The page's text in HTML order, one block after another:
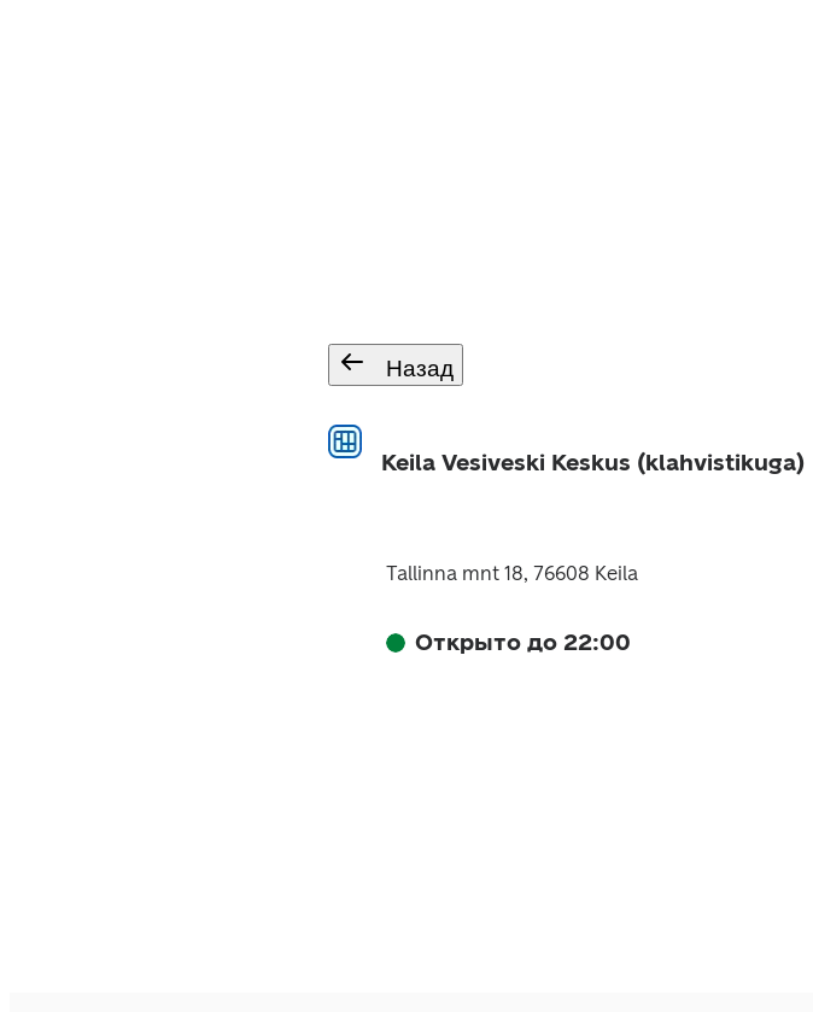
Назад
Keila Vesiveski Keskus (klahvistikuga)
Tallinna mnt 18, 76608 Keila
Открыто до 22:00